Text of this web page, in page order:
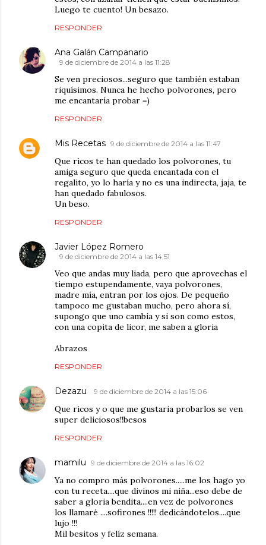
Luego te cuento! Un besazo.
RESPONDER
Ana Galán Campanario
9 de diciembre de 2014 a las 11:28
Se ven preciosos...seguro que también estaban
riquísimos. Nunca he hecho polvorones, pero
me encantaría probar =)
RESPONDER
Mis Recetas 9 de diciembre de 2014 a las 11:47
Que ricos te han quedado los polvorones, tu
amiga seguro que queda encantada con el
regalito, yo lo haría y no es una indirecta, jaja, te
han quedado fabulosos.
Un beso.
RESPONDER
Javier López Romero
9 de diciembre de 2014 a las 14:51
Veo que andas muy liada, pero que aprovechas el
tiempo estupendamente, vaya polvorones,
madre mía, entran por los ojos. De pequeño
tampoco me gustaban mucho, pero ahora sí,
supongo que uno cambia y si son como estos,
con una copita de licor, me saben a gloria
Abrazos
RESPONDER
Dezazu 9 de diciembre de 2014 a las 15:06
Que ricos y o que me gustaria probarlos se ven
super deliciosos!!besos
RESPONDER
mamilu 9 de diciembre de 2014 a las 16:02
Ya no compro más polvorones.....me los hago yo
con tu receta....que divinos mi niña...eso debe de
saber a gloria bendita....en vez de polvorones
los llamaré ....sofirones !!!!! dedicándotelos....que
lujo !!!
Mil besitos y felíz semana.